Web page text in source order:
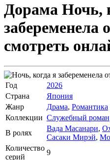
Дорама Ночь,
забеременела
смотреть
Год
2026
Страна
Япония
Жанр
Драма, Романтика
Коллекции Служебный роман
В ролях
Вада Масанари,
Сасаки Мирэй,
Количество
серий
9